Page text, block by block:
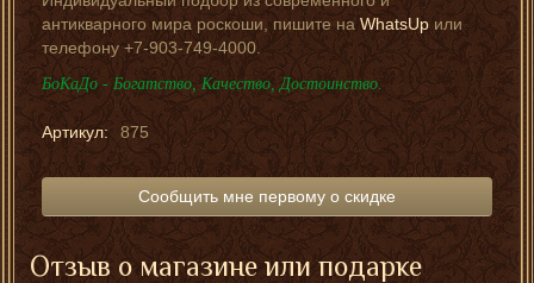
антикварного мира роскоши, пишите наWhatsUpили
телефону +7-903-749-4000.
БоКаДо - Богатство, Качество, Достоинство.
Артикул: 875
Сообщить мне первому о скидке
Отзыв о магазине или подарке